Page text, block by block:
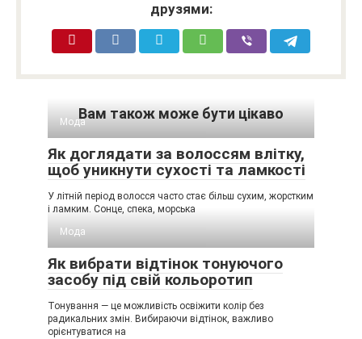
друзями:
Вам також може бути цікаво
Мода
Як доглядати за волоссям влітку,
щоб уникнути сухості та ламкості
У літній період волосся часто стає більш сухим, жорстким
і ламким. Сонце, спека, морська
Мода
Як вибрати відтінок тонуючого
засобу під свій кольоротип
Тонування — це можливість освіжити колір без
радикальних змін. Вибираючи відтінок, важливо
орієнтуватися на